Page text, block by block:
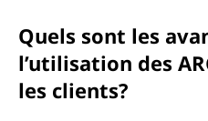
Quels sont les
l’utilisation des
les clients?